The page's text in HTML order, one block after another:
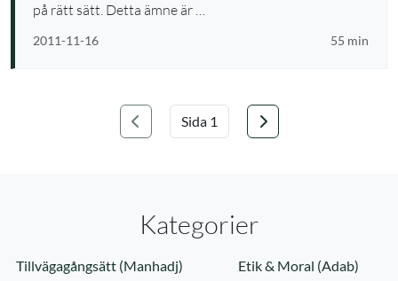
på rätt sätt. Detta ämne är …
2011-11-16 55 min
Föregående
Välj sida
Nästa
Kategorier
Tillvägagångsätt (Manhadj) Etik & Moral (Adab)